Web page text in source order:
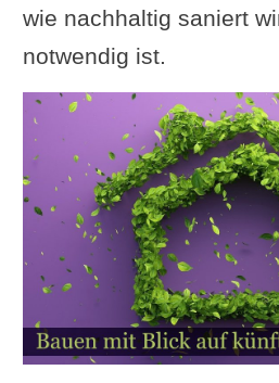
wie nachhaltig saniert
notwendig ist.